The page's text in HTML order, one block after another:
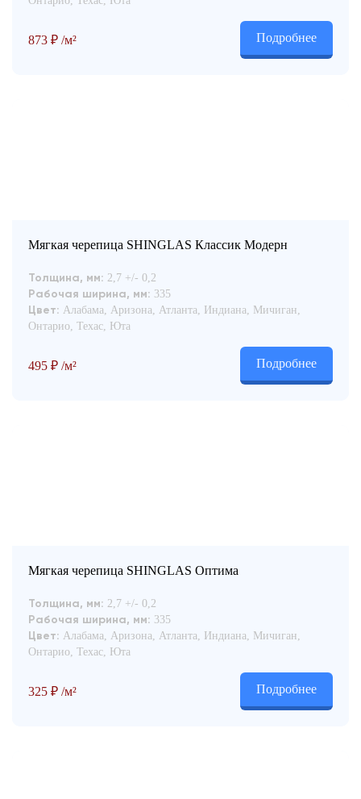
873 ₽ /м² Подробнее
Мягкая черепица SHINGLAS Классик Модерн
Толщина, мм: 2,7 +/- 0,2
Рабочая ширина, мм: 335
Цвет: Алабама, Аризона, Атланта, Индиана, Мичиган,
Онтарио, Техас, Юта
495 ₽ /м² Подробнее
Мягкая черепица SHINGLAS Оптима
Толщина, мм: 2,7 +/- 0,2
Рабочая ширина, мм: 335
Цвет: Алабама, Аризона, Атланта, Индиана, Мичиган,
Онтарио, Техас, Юта
325 ₽ /м² Подробнее